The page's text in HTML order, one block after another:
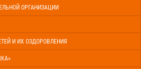
ОРГАНИЗАЦИИ
И ИХ ОЗДОРОВЛЕНИЯ